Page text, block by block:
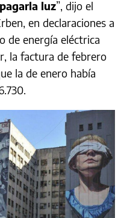
luz”, dijo el
en declaraciones a
de energía eléctrica
la factura de febrero
la de enero había